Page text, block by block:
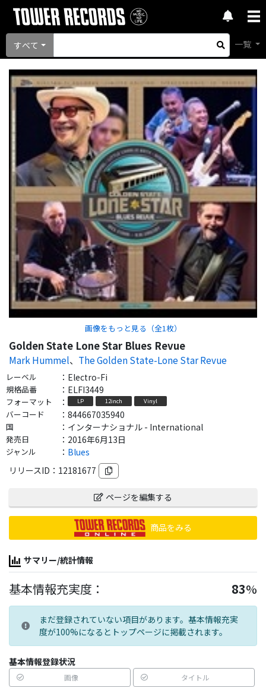
すべて 一覧
画像をもっと見る（全1 枚）
Golden State Lone Star Blues Revue
Mark Hummel、 The Golden State-Lone Star Revue
レーベル ： Electro-Fi
規格品番 ： ELFI3449
フォーマット ： LP 12inch Vinyl
バーコード ： 844667035940
国 ： インターナショナル - International
発売日 ： 2016年6月13日
ジャンル ： Blues
リリースID： 12181677
ページを編集する
商品をみる
サマリー/統計情報
基本情報充実度： 83%
まだ登録されていない項目があります。基本情報充実
度が100%になるとトップページに掲載されます。
基本情報登録状況
画像 タイトル